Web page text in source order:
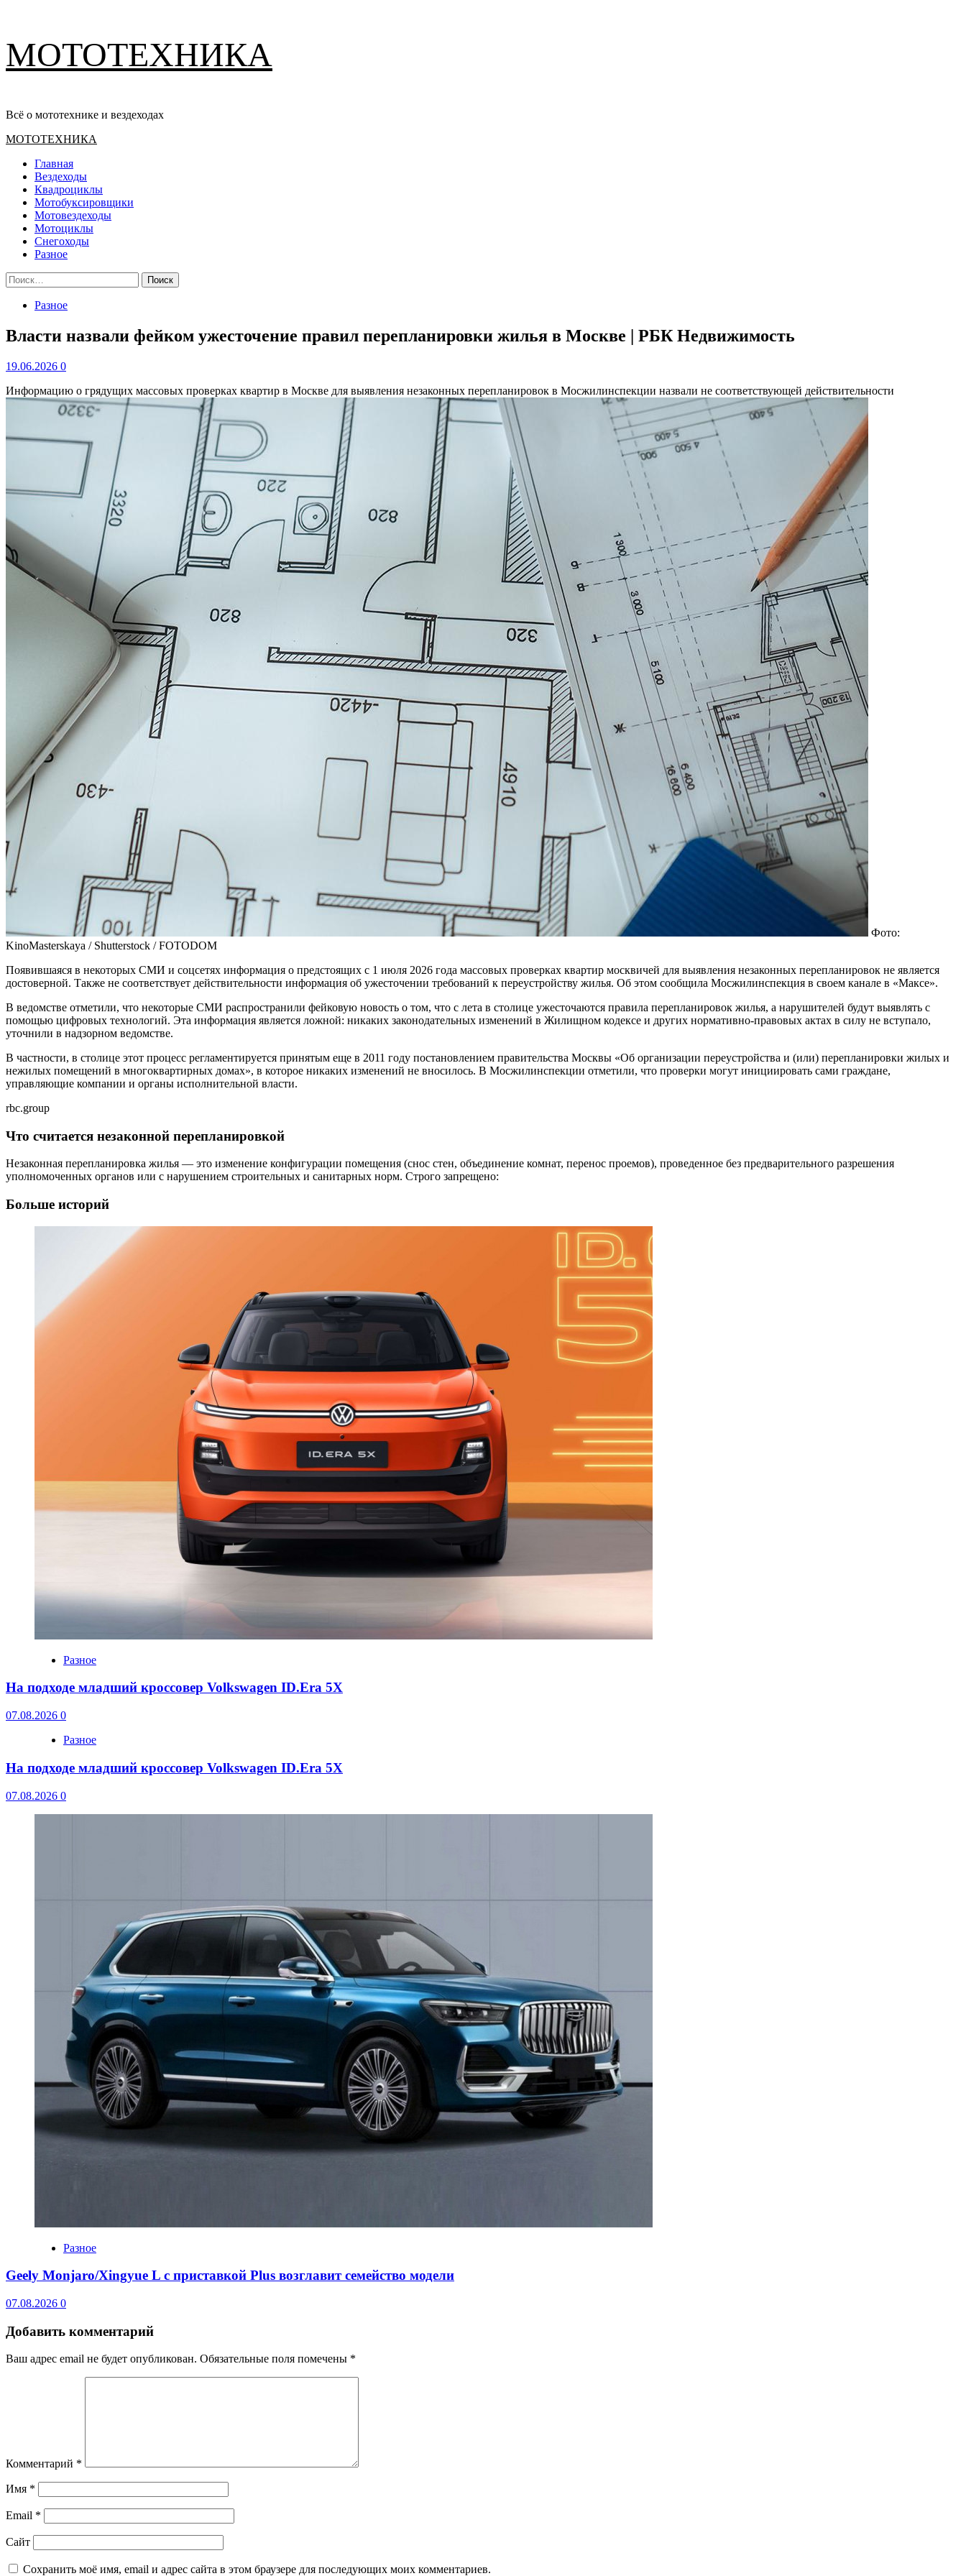
содержимому
МОТОТЕХНИКА
Всё о мототехнике и вездеходах
Основное
МОТОТЕХНИКА
Главная
Вездеходы
Квадроциклы
Мотобуксировщики
Мотовездеходы
Мотоциклы
Снегоходы
Разное
Найти:
Разное
Власти назвали фейком ужесточение правил перепланировки жилья в Москве | РБК Недвижимость
19.06.2026 0
Информацию о грядущих массовых проверках квартир в Москве для выявления незаконных перепланировок в Мосжилинспекции назвали не соответствующей действительности
Фото:
KinoMasterskaya / Shutterstock / FOTODOM
Появившаяся в некоторых СМИ и соцсетях информация о предстоящих с 1 июля 2026 года массовых проверках квартир москвичей для выявления незаконных перепланировок не является
достоверной. Также не соответствует действительности информация об ужесточении требований к переустройству жилья. Об этом сообщила Мосжилинспекция в своем канале в «Максе».
В ведомстве отметили, что некоторые СМИ распространили фейковую новость о том, что с лета в столице ужесточаются правила перепланировок жилья, а нарушителей будут выявлять с
помощью цифровых технологий. Эта информация является ложной: никаких законодательных изменений в Жилищном кодексе и других нормативно-правовых актах в силу не вступало,
уточнили в надзорном ведомстве.
В частности, в столице этот процесс регламентируется принятым еще в 2011 году постановлением правительства Москвы «Об организации переустройства и (или) перепланировки жилых и
нежилых помещений в многоквартирных домах», в которое никаких изменений не вносилось. В Мосжилинспекции отметили, что проверки могут инициировать сами граждане,
управляющие компании и органы исполнительной власти.
rbc.group
Что считается незаконной перепланировкой
Незаконная перепланировка жилья — это изменение конфигурации помещения (снос стен, объединение комнат, перенос проемов), проведенное без предварительного разрешения
уполномоченных органов или с нарушением строительных и санитарных норм. Строго запрещено:
Больше историй
Разное
На подходе младший кроссовер Volkswagen ID.Era 5X
07.08.2026 0
Разное
На подходе младший кроссовер Volkswagen ID.Era 5X
07.08.2026 0
Разное
Geely Monjaro/Xingyue L с приставкой Plus возглавит семейство модели
07.08.2026 0
Добавить комментарий
Ваш адрес email не будет опубликован. Обязательные поля помечены *
Комментарий *
Имя *
Email *
Сайт
Сохранить моё имя, email и адрес сайта в этом браузере для последующих моих комментариев.